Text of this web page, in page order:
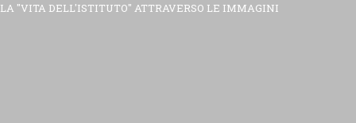
LA "VITA DELL'ISTITUTO" ATTRAVERSO LE IMMAGINI